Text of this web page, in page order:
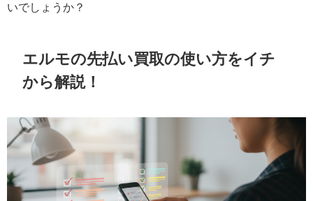
いでしょうか？
エルモの先払い買取の使い方をイチ
から解説！